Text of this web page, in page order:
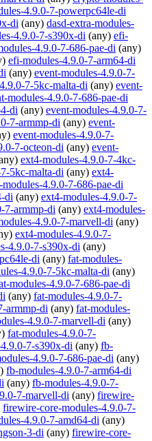
4.9.0-7-powerpc64le-di
di (any) dasd-extra-modules-
4.9.0-7-s390x-di (any) efi-
4.9.0-7-686-pae-di (any)
efi-modules-4.9.0-7-arm64-di
(any) event-modules-4.9.0-7-
7-5kc-malta-di (any) event-
modules-4.9.0-7-686-pae-di
di (any) event-modules-4.9.0-7-
7-armmp-di (any) event-
event-modules-4.9.0-7-
7-octeon-di (any) event-
ext4-modules-4.9.0-7-4kc-
5kc-malta-di (any) ext4-
modules-4.9.0-7-686-pae-di
di (any) ext4-modules-4.9.0-7-
7-armmp-di (any) ext4-modules-
4.9.0-7-marvell-di (any)
ext4-modules-4.9.0-7-
4.9.0-7-s390x-di (any)
di (any) fat-modules-
4.9.0-7-5kc-malta-di (any)
modules-4.9.0-7-686-pae-di
(any) fat-modules-4.9.0-7-
armmp-di (any) fat-modules-
4.9.0-7-marvell-di (any)
fat-modules-4.9.0-7-
7-s390x-di (any) fb-
4.9.0-7-686-pae-di (any)
fb-modules-4.9.0-7-arm64-di
(any) fb-modules-4.9.0-7-
7-marvell-di (any) firewire-
firewire-core-modules-4.9.0-7-
4.9.0-7-amd64-di (any)
3-di (any) firewire-core-